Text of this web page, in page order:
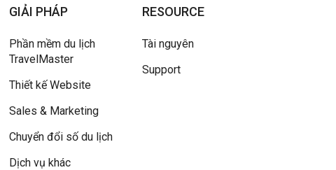
GIẢI PHÁP
Phần mềm du lịch
TravelMaster
Thiết kế Website
Sales & Marketing
Chuyển đổi số du lịch
Dịch vụ khác
RESOURCE
Tài nguyên
Support